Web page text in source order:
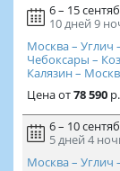
6 – 15
10 дней 9
Москва – Углич
Чебоксары –
Калязин –
Ценаот78 590р.
6 – 10
5 дней 4
Москва – Углич